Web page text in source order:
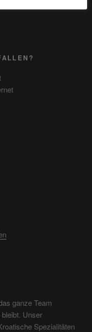
ganze Team
Unser
Spezialitäten